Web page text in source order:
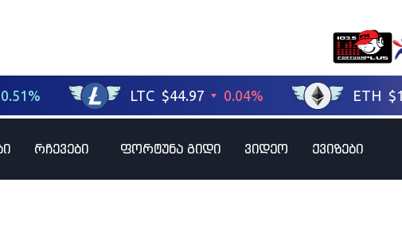
რჩევები ფორტუნა გიდი ვიდეო ქვიზები